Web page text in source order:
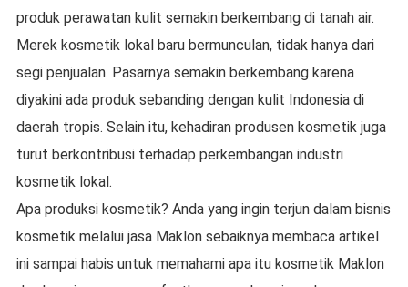
produk perawatan kulit semakin berkembang di tanah air.
Merek kosmetik lokal baru bermunculan, tidak hanya dari
segi penjualan. Pasarnya semakin berkembang karena
diyakini ada produk sebanding dengan kulit Indonesia di
daerah tropis. Selain itu, kehadiran produsen kosmetik juga
turut berkontribusi terhadap perkembangan industri
kosmetik lokal.
Apa produksi kosmetik? Anda yang ingin terjun dalam bisnis
kosmetik melalui jasa Maklon sebaiknya membaca artikel
ini sampai habis untuk memahami apa itu kosmetik Maklon